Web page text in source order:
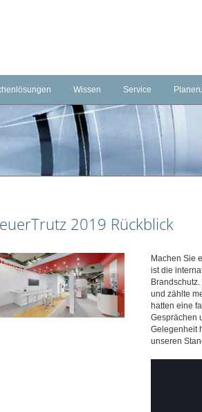
und Logistik
und Versicherungen
und IT
Wissen
Schulungen & Seminare
Häufig gestellte Fragen (FAQ)
Produktvideos
Service
Downloads
Externe Links
2019 Rückblick
Machen Sie
ist die
und zählte
hatten eine
Gesprächen
Gelegenheit
unseren